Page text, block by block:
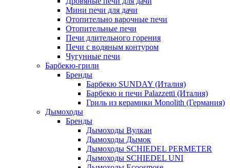
Мини печи для дачи
Отопительно варочные печи
Отопительные печи
Печи длительного горения
Печи с водяным контуром
Чугунные печи
Барбекю-грили
Бренды
Барбекю SUNDAY (Италия)
Барбекю и печи Palazzetti (Италия)
Гриль из керамики Monolith (Германия)
Дымоходы
Бренды
Дымоходы Вулкан
Дымоходы Дымок
Дымоходы SCHIEDEL PERMETER
Дымоходы SCHIEDEL UNI